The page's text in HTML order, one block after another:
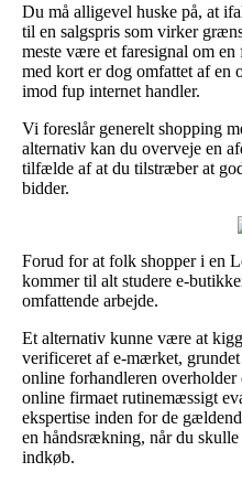
Du må alligevel huske på, at
til en salgspris som virker
meste være et faresignal om
med kort er dog omfattet af en
imod fup internet handler.
Vi foreslår generelt shopping
alternativ kan du overveje en
tilfælde af at du tilstræber at
bidder.
Forud for at folk shopper i en
kommer til alt studere e-
omfattende arbejde.
Et alternativ kunne være at
verificeret af e-mærket,
online forhandleren
online firmaet rutinemæssigt
ekspertise inden for de
en håndsrækning, når du
indkøb.